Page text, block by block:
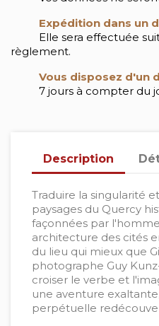
Expédition dans un
Elle sera effectuée
règlement.
Vous disposez d'un
7 jours à compter du
Description
Traduire la singularité
paysages du Quercy
façonnées par
architecture des cités
du lieu qui mieux que
photographe Guy
croiser le verbe et
une aventure
perpétuelle